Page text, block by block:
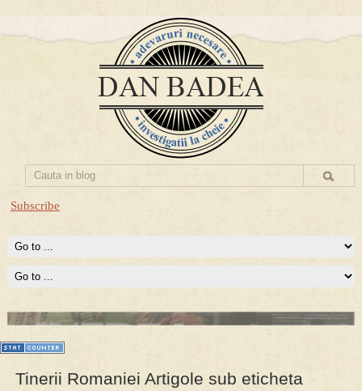
Subscribe
Prima mea carte publicata (Nemira)
Averea Presedintelui: prima lucrare despre controversatele
conturi secrete ale Securitatii.
Tinerii Romaniei Artigole sub eticheta